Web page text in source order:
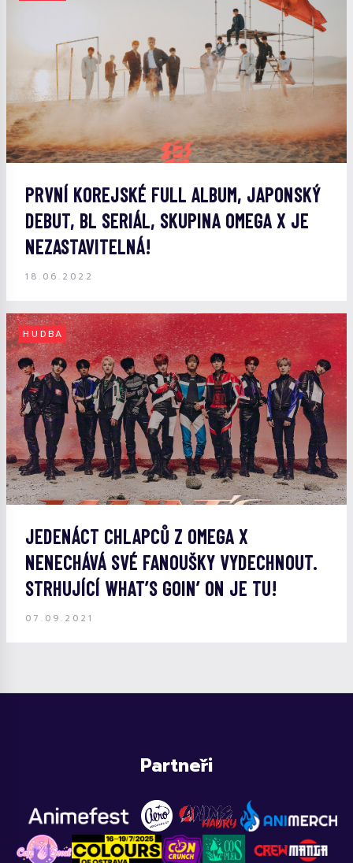
PRVNÍ KOREJSKÉ FULL ALBUM, JAPONSKÝ
DEBUT, BL SERIÁL, SKUPINA OMEGA X JE
NEZASTAVITELNÁ!
18.06.2022
HUDBA
JEDENÁCT CHLAPCŮ Z OMEGA X
NENECHÁVÁ SVÉ FANOUŠKY VYDECHNOUT.
STRHUJÍCÍ WHAT’S GOIN’ ON JE TU!
07.09.2021
Partneři